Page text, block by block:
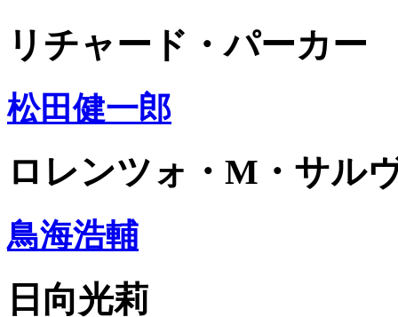
リチャード・パーカー
松田健一郎
ロレンツォ・M・サル
鳥海浩輔
日向光莉